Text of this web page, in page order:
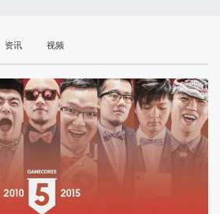
资讯 视频